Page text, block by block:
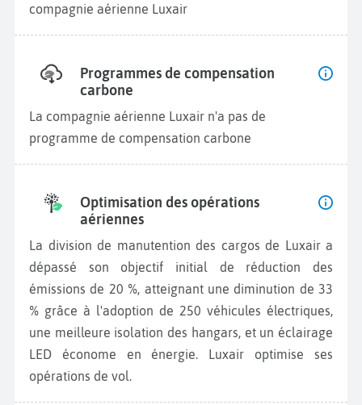
compagnie aérienne Luxair
Programmes de compensation
carbone
La compagnie aérienne Luxair n'a pas de
programme de compensation carbone
Optimisation des opérations
aériennes
La division de manutention des cargos de Luxair a
dépassé son objectif initial de réduction des
émissions de 20 %, atteignant une diminution de 33
% grâce à l'adoption de 250 véhicules électriques,
une meilleure isolation des hangars, et un éclairage
LED économe en énergie. Luxair optimise ses
opérations de vol.